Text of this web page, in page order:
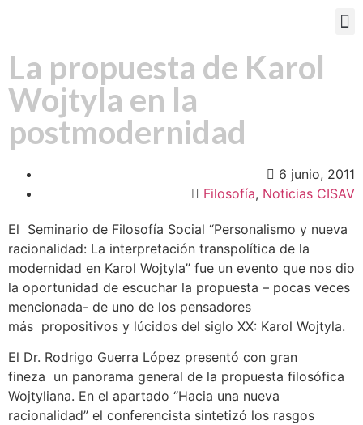
La propuesta de Karol
Wojtyla en la
postmodernidad
6 junio, 2011
Filosofía, Noticias CISAV
El Seminario de Filosofía Social “Personalismo y nueva
racionalidad: La interpretación transpolítica de la
modernidad en Karol Wojtyla” fue un evento que nos dio
la oportunidad de escuchar la propuesta – pocas veces
mencionada- de uno de los pensadores
más propositivos y lúcidos del siglo XX: Karol Wojtyla.
El Dr. Rodrigo Guerra López presentó con gran
fineza un panorama general de la propuesta filosófica
Wojtyliana. En el apartado “Hacia una nueva
racionalidad” el conferencista sintetizó los rasgos